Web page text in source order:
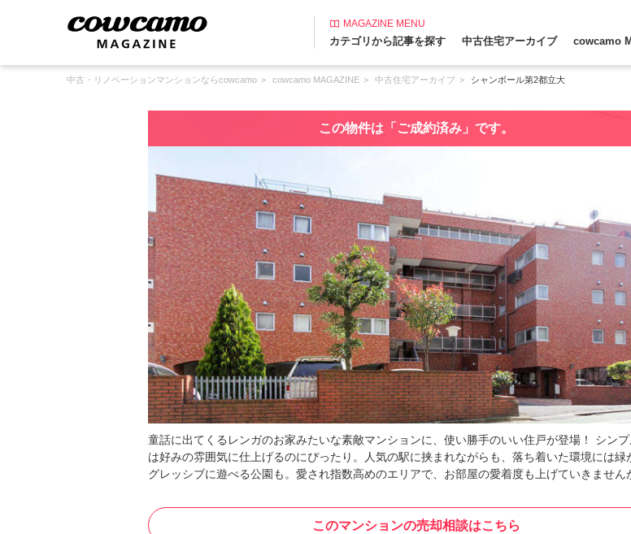
MAGAZINE MENU
カテゴリから記事を探す 中古住宅アーカイブ cowcamo
中古・リノベーションマンションならcowcamo cowcamo MAGAZINE 中古住宅アーカイブ シャンボール第2都立大
この物件は「ご成約済み」です。
童話に出てくるレンガのお家みたいな素敵マンションに、使い勝手のいい住戸が登場！ シン
は好みの雰囲気に仕上げるのにぴったり。人気の駅に挟まれながらも、落ち着いた環境には緑
グレッシブに遊べる公園も。愛され指数高めのエリアで、お部屋の愛着度も上げていきません
このマンションの売却相談はこちら